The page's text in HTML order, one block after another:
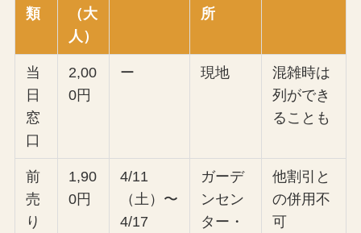
類
（大
人）
所
当
日
窓
口
2,00
0円
ー 現地
混雑時は
列ができ
ることも
前
売
り
1,90
0円
4/11
（土）〜
4/17
ガーデ
ンセン
ター・
他割引と
の併用不
可